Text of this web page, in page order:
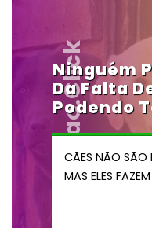
Vendocao.click
Ninguém
Da Falta
Podendo
CÃES NÃO SÃO
MAS ELES